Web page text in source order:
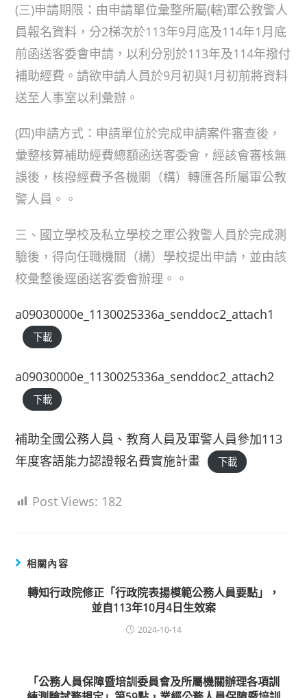
(三)申請期限：由申請單位彙整所屬(轄)軍公教警人
員報名資料，分2梯次於113年9月底及114年1月底
前函送客委會申請，以利分別於113年及114年撥付
補助經費。請欲申請人員於9月初與1月初前將資料
送至人事室以利彙辦。
(四)申請方式：申請單位於完成申請案件審查後，
彙整核算補助經費總額函送客委會，經該會審核無
誤後，核撥經費予各機關（構）轉匯各所屬軍公教
警人員。。
三、國立學校及私立學校之軍公教警人員於完成測
驗後，得向任職機關（構）學校提出申請，並由該
校彙整後逕函送客委會辦理。。
a09030000e_1130025336a_senddoc2_attach1
下載
a09030000e_1130025336a_senddoc2_attach2
下載
補助全國公務人員、教育人員及軍警人員參加113
年度客語能力認證報名費實施計畫
下載
Post Views: 182
相關內容
轉知行政院修正「行政院表揚模範公務人員要點」，
並自113年10月4日生效案
2024-10-14
「公務人員保障暨培訓委員會及所屬機關辦理各項訓